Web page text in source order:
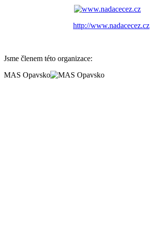
http://www.nadacecez.cz
Jsme členem této organizace:
MAS Opavsko